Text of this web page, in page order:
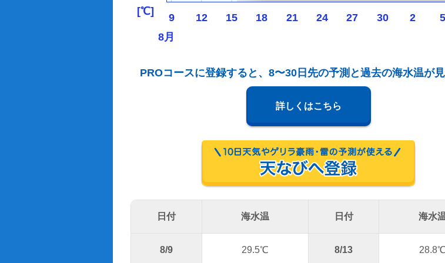
9 12 15 18 21 24 27 30 2 5
[℃]
8月
PROコースに登録すると、8〜30日先の予測と過去の海水温が見
詳しくはこちら
日付 海水温 日付 海水
8/9 29.5℃ 8/13 28.8℃